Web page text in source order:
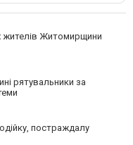
жителів Житомирщини
рятувальники за
постраждалу